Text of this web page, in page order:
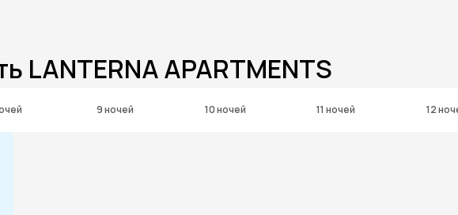
LANTERNA APARTMENTS
9 ночей 10 ночей 11 ночей 12